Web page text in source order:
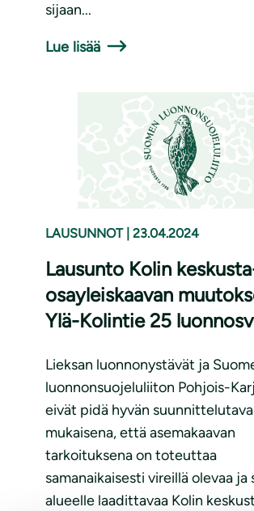
sijaan...
Lue lisää
LAUSUNNOT 23.04.2024
Lausunto Kolin
osayleiskaavan
Ylä-Kolintie 25
Lieksan luonnonystävät ja
luonnonsuojeluliiton Pohjois-
eivät pidä hyvän
mukaisena, että asemakaavan
tarkoituksena on toteuttaa
samanaikaisesti vireillä olevaa ja
alueelle laadittavaa Kolin